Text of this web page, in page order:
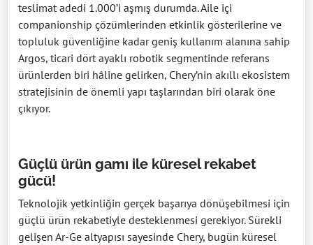
teslimat adedi 1.000’i aşmış durumda. Aile içi
companionship çözümlerinden etkinlik gösterilerine ve
topluluk güvenliğine kadar geniş kullanım alanına sahip
Argos, ticari dört ayaklı robotik segmentinde referans
ürünlerden biri hâline gelirken, Chery’nin akıllı ekosistem
stratejisinin de önemli yapı taşlarından biri olarak öne
çıkıyor.
Güçlü ürün gamı ile küresel rekabet
gücü!
Teknolojik yetkinliğin gerçek başarıya dönüşebilmesi için
güçlü ürün rekabetiyle desteklenmesi gerekiyor. Sürekli
gelişen Ar-Ge altyapısı sayesinde Chery, bugün küresel